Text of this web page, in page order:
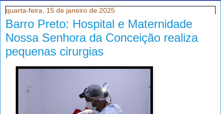
quarta-feira, 15 de janeiro de 2025
Barro Preto: Hospital e Maternidade
Nossa Senhora da Conceição realiza
pequenas cirurgias